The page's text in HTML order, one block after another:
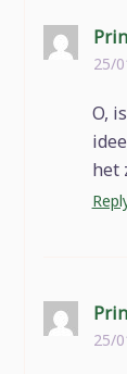
25/
O,
het
25/